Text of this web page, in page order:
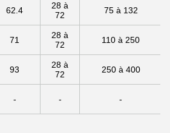
62.4
28 à
72
75 à 132
71
28 à
72
110 à 250
93
28 à
72
250 à 400
- - -